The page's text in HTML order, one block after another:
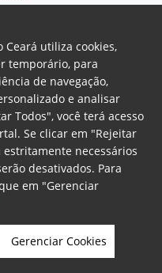
do Estado do Ceará
de Justiça Av. Gen. Afonso
130 - Cambeba - CEP:
Ceará. Brasil
Webmail Office 365
Ceará utiliza cookies,
temporário, para
de navegação,
e analisar
Todos", você terá acesso
Se clicar em "Rejeitar
estritamente necessários
desativados. Para
em "Gerenciar
Gerenciar Cookies